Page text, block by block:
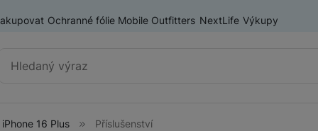
Ochranné fólie Mobile Outfitters NextLife Výkupy
Vyhledávání
16 Plus Příslušenství